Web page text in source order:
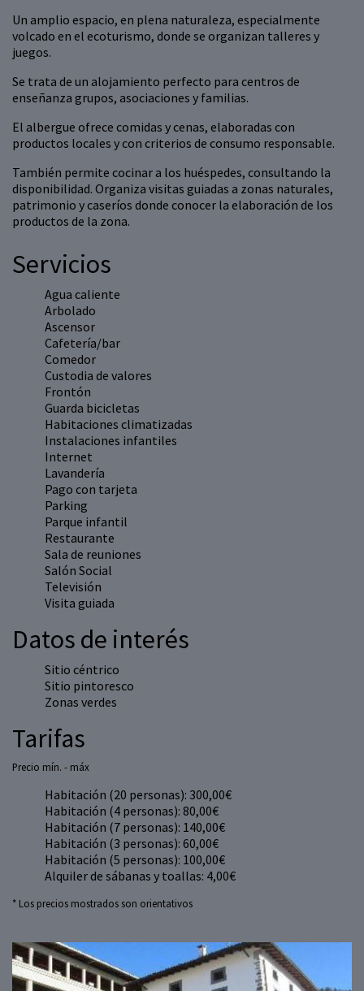
Un amplio espacio, en plena naturaleza, especialmente
volcado en el ecoturismo, donde se organizan talleres y
juegos.
Se trata de un alojamiento perfecto para centros de
enseñanza grupos, asociaciones y familias.
El albergue ofrece comidas y cenas, elaboradas con
productos locales y con criterios de consumo responsable.
También permite cocinar a los huéspedes, consultando la
disponibilidad. Organiza visitas guiadas a zonas naturales,
patrimonio y caseríos donde conocer la elaboración de los
productos de la zona.
Servicios
Agua caliente
Arbolado
Ascensor
Cafetería/bar
Comedor
Custodia de valores
Frontón
Guarda bicicletas
Habitaciones climatizadas
Instalaciones infantiles
Internet
Lavandería
Pago con tarjeta
Parking
Parque infantil
Restaurante
Sala de reuniones
Salón Social
Televisión
Visita guiada
Datos de interés
Sitio céntrico
Sitio pintoresco
Zonas verdes
Tarifas
Precio mín. - máx
Habitación (20 personas): 300,00€
Habitación (4 personas): 80,00€
Habitación (7 personas): 140,00€
Habitación (3 personas): 60,00€
Habitación (5 personas): 100,00€
Alquiler de sábanas y toallas: 4,00€
* Los precios mostrados son orientativos